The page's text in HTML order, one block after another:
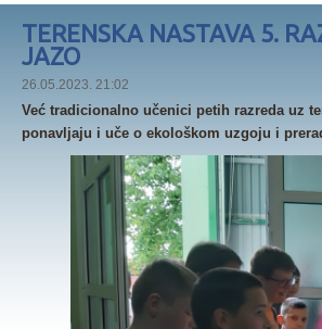
TERENSKA NASTAVA 5.
JAZO
26.05.2023. 21:02
Već tradicionalno učenici petih razreda uz
ponavljaju i uče o ekološkom uzgoju i